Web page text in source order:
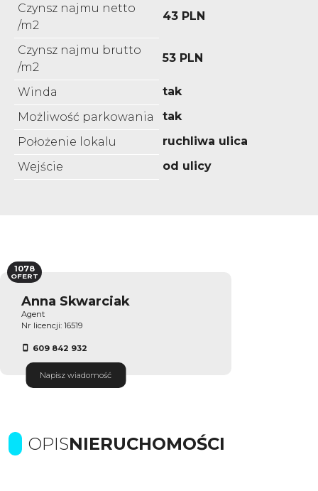
Czynsz najmu netto
/m2
43 PLN
Czynsz najmu brutto
/m2
53 PLN
Winda
tak
Możliwość parkowania
tak
Położenie lokalu
ruchliwa ulica
Wejście
od ulicy
Anna Skwarciak
Agent
Nr licencji: 16519
609 842 932
Napisz wiadomość
1078
OFERT
OPISNIERUCHOMOŚCI